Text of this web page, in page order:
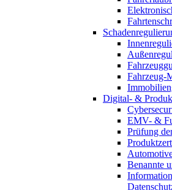
Fahrzeug-
Digital- &
EMV- &
Prüfung
Benannte